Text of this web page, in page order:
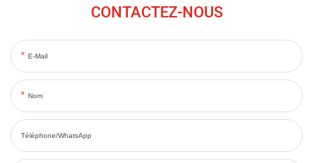
CONTACTEZ-NOUS
E-Mail
Nom
Téléphone/WhatsApp